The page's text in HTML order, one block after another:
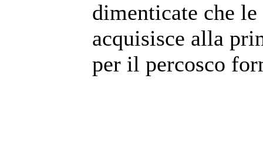
dimenticate che
acquisisce alla
per il percosco